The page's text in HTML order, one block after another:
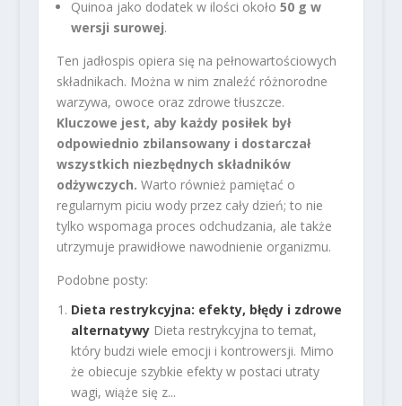
Quinoa jako dodatek w ilości około 50 g w
wersji surowej.
Ten jadłospis opiera się na pełnowartościowych
składnikach. Można w nim znaleźć różnorodne
warzywa, owoce oraz zdrowe tłuszcze.
Kluczowe jest, aby każdy posiłek był
odpowiednio zbilansowany i dostarczał
wszystkich niezbędnych składników
odżywczych. Warto również pamiętać o
regularnym piciu wody przez cały dzień; to nie
tylko wspomaga proces odchudzania, ale także
utrzymuje prawidłowe nawodnienie organizmu.
Podobne posty:
Dieta restrykcyjna: efekty, błędy i zdrowe
alternatywy Dieta restrykcyjna to temat,
który budzi wiele emocji i kontrowersji. Mimo
że obiecuje szybkie efekty w postaci utraty
wagi, wiąże się z...